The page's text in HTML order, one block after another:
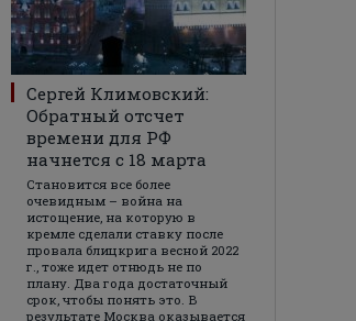
Сергей Климовский:
Обратный отсчет
времени для РФ
начнется с 18 марта
Становится все более
очевидным – война на
истощение, на которую в
кремле сделали ставку после
провала блицкрига весной 2022
г., тоже идет отнюдь не по
плану. Два года достаточный
срок, чтобы понять это. В
результате Москва оказывается